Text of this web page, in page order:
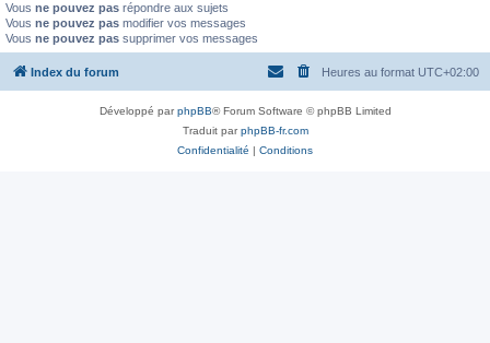
Vous ne pouvez pas répondre aux sujets
Vous ne pouvez pas modifier vos messages
Vous ne pouvez pas supprimer vos messages
Index du forum Heures au format UTC+02:00
Développé parphpBB® Forum Software © phpBB Limited
Traduit parphpBB-fr.com
Confidentialité | Conditions